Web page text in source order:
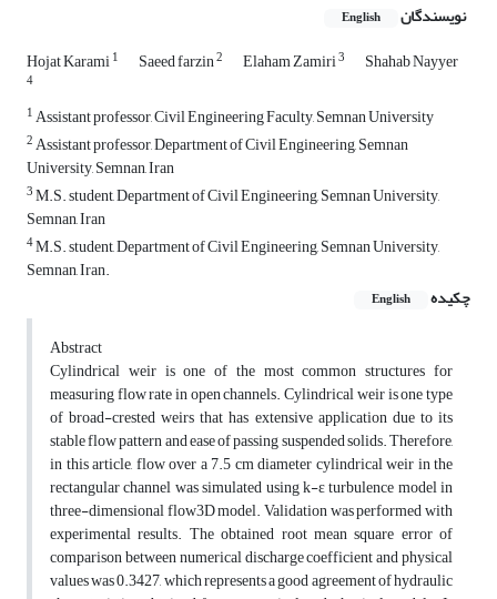
نویسندگان English
Hojat Karami1 Saeed farzin2 Elaham Zamiri3 Shahab Nayyer
4
1Assistant professor, Civil Engineering Faculty, Semnan University
2Assistant professor, Department of Civil Engineering, Semnan
University, Semnan, Iran
3M.S. student, Department of Civil Engineering, Semnan University,
Semnan, Iran
4M.S. student, Department of Civil Engineering, Semnan University,
Semnan, Iran.
چکیده
English
Abstract
Cylindrical weir is one of the most common structures for
measuring flow rate in open channels. Cylindrical weir is one type
of broad-crested weirs that has extensive application due to its
stable flow pattern and ease of passing suspended solids. Therefore,
in this article, flow over a 7.5 cm diameter cylindrical weir in the
rectangular channel was simulated using k-ε turbulence model in
three-dimensional flow3D model. Validation was performed with
experimental results. The obtained root mean square error of
comparison between numerical discharge coefficient and physical
values was 0.3427, which represents a good agreement of hydraulic